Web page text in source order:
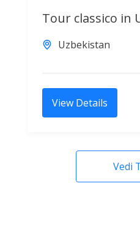
Tour classico in
Uzbekistan
View Details
Vedi